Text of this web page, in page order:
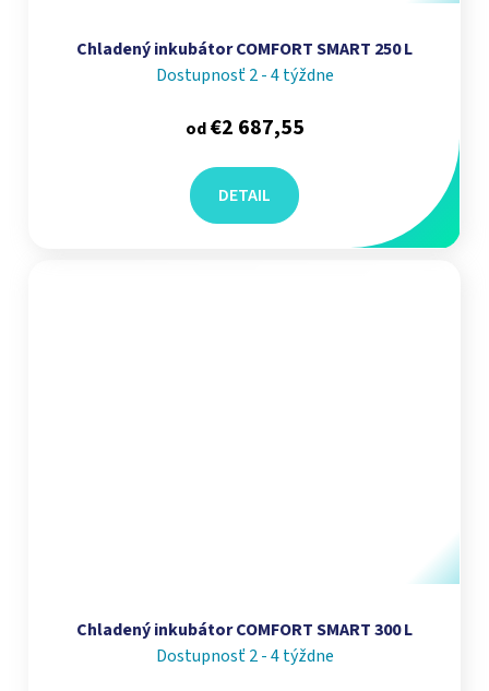
Chladený inkubátor COMFORT SMART 250 L
Dostupnosť 2 - 4 týždne
od€2 687,55
DETAIL
Chladený inkubátor COMFORT SMART 300 L
Dostupnosť 2 - 4 týždne